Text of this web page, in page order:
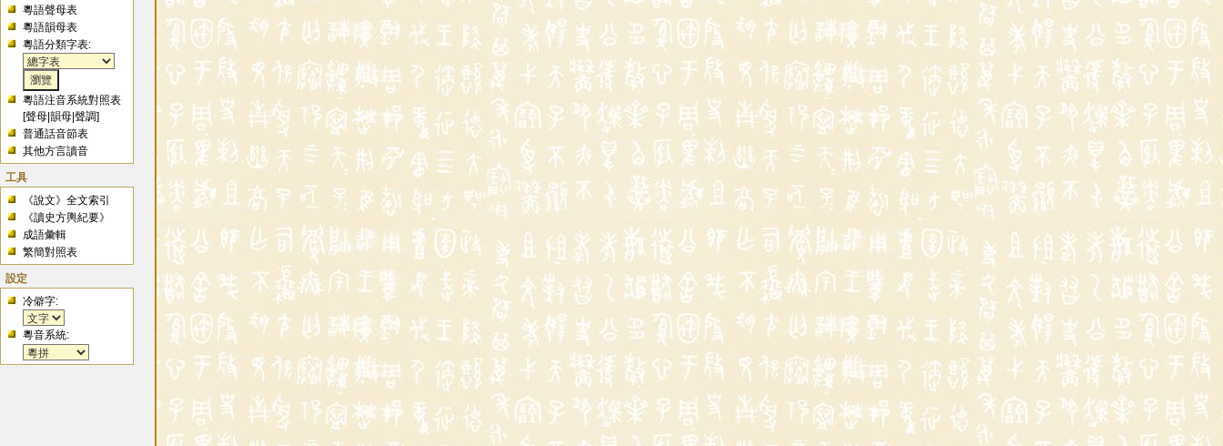
粵語聲母表
粵語韻母表
粵語分類字表:
粵語注音系統對照表
[聲母 |韻母 |聲調]
普通話音節表
其他方言讀音
工具
《說文》全文索引
《讀史方輿紀要》
成語彙輯
繁簡對照表
設定
冷僻字:
粵音系統: